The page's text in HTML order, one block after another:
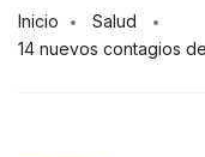
Inicio
Salud
14 nuevos contagios